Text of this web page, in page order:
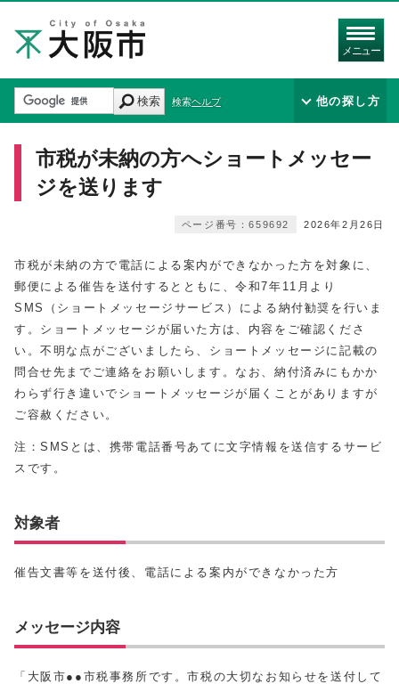
メニュー
検索 検索ヘルプ 他の探し方
市税が未納の方へショートメッセー
ジを送ります
2026年2月26日
ページ番号：659692
市税が未納の方で電話による案内ができなかった方を対象に、
郵便による催告を送付するとともに、令和7年11月より
SMS（ショートメッセージサービス）による納付勧奨を行いま
す。ショートメッセージが届いた方は、内容をご確認くださ
い。不明な点がございましたら、ショートメッセージに記載の
問合せ先までご連絡をお願いします。なお、納付済みにもかか
わらず行き違いでショートメッセージが届くことがありますが
ご容赦ください。
注：SMSとは、携帯電話番号あてに文字情報を送信するサービ
スです。
対象者
催告文書等を送付後、電話による案内ができなかった方
メッセージ内容
「大阪市●●市税事務所です。市税の大切なお知らせを送付して